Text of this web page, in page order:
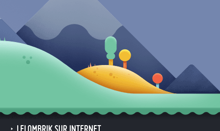
LELOMBRIK SUR INTERNET